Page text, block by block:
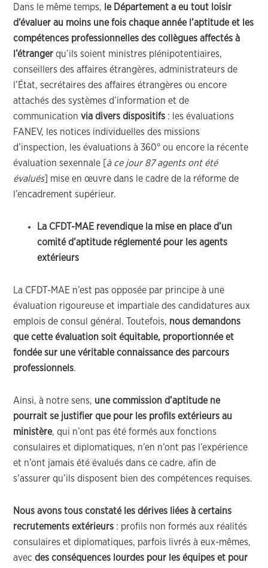
Dans le même temps, le Département a eu tout loisir
d’évaluer au moins une fois chaque année l’aptitude et les
compétences professionnelles des collègues affectés à
l’étranger qu’ils soient ministres plénipotentiaires,
conseillers des affaires étrangères, administrateurs de
l’État, secrétaires des affaires étrangères ou encore
attachés des systèmes d’information et de
communicationvia divers dispositifs : les évaluations
FANEV, les notices individuelles des missions
d’inspection, les évaluations à 360° ou encore la récente
évaluation sexennale [ à ce jour 87 agents ont été
évalués] mise en œuvre dans le cadre de la réforme de
l’encadrement supérieur.
La CFDT-MAE revendique la mise en place d’un
comité d’aptitude réglementé pour les agents
extérieurs
La CFDT-MAE n’est pas opposée par principe à une
évaluation rigoureuse et impartiale des candidatures aux
emplois de consul général. Toutefois, nous demandons
que cette évaluation soit équitable, proportionnée et
fondée sur une véritable connaissance des parcours
professionnels.
Ainsi, à notre sens, une commission d’aptitude ne
pourrait se justifier que pour les profils extérieurs au
ministère, qui n’ont pas été formés aux fonctions
consulaires et diplomatiques, n’en n’ont pas l’expérience
et n’ont jamais été évalués dans ce cadre, afin de
s’assurer qu’ils disposent bien des compétences requises.
Nous avons tous constaté les dérives liées à certains
recrutements extérieurs : profils non formés aux réalités
consulaires et diplomatiques, parfois livrés à eux-mêmes,
avecdes conséquences lourdes pour les équipes et pour